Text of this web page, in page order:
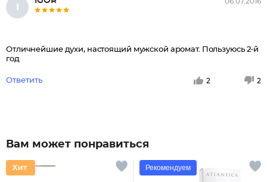
I
Отличнейшие духи, настоящий мужской аромат. Пользуюсь 2-й
год
Ответить 2 2
Вам может понравиться
Рекомендуем